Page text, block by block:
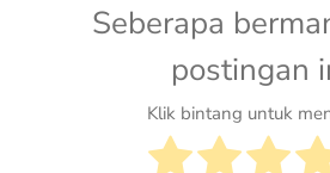
Seberapa
postingan
Klik bintang untuk